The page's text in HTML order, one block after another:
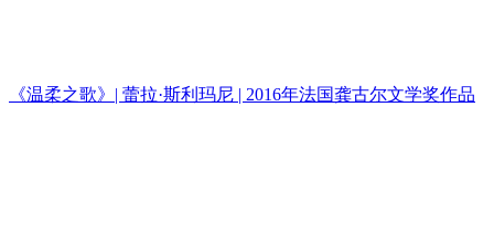
《温柔之歌》| 蕾拉·斯利玛尼 | 2016年法国龚古尔文学奖作品